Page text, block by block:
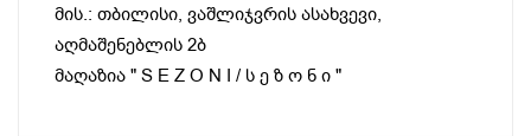
მის.: თბილისი, ვაშლიჯვრის ასახვევი,
აღმაშენებლის 2ბ
მაღაზია " S E Z O N I / ს ე ზ ო ნ ი "